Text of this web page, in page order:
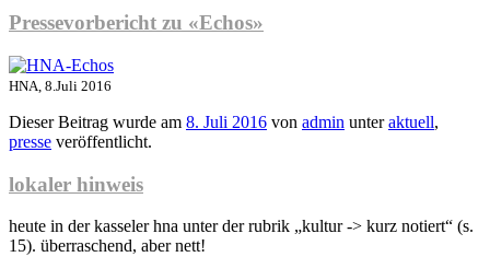
Pressevorbericht zu «Echos»
HNA, 8.Juli 2016
Dieser Beitrag wurde am 8. Juli 2016 von admin unteraktuell,
presse veröffentlicht.
lokaler hinweis
heute in der kasseler hna unter der rubrik „kultur -> kurz notiert“ (s.
15). überraschend, aber nett!